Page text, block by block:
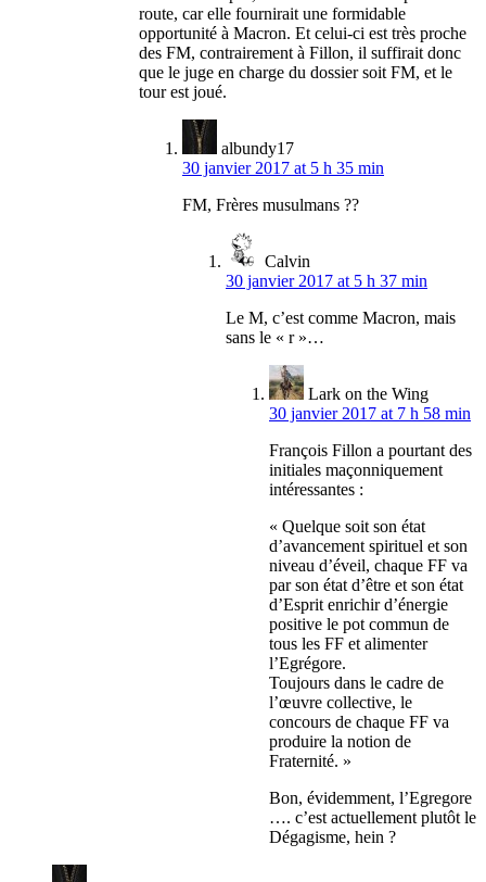
route, car elle fournirait une formidable
opportunité à Macron. Et celui-ci est très proche
des FM, contrairement à Fillon, il suffirait donc
que le juge en charge du dossier soit FM, et le
tour est joué.
albundy17
30 janvier 2017 at 5 h 35 min
FM, Frères musulmans ??
Calvin
30 janvier 2017 at 5 h 37 min
Le M, c’est comme Macron, mais
sans le « r »…
Lark on the Wing
30 janvier 2017 at 7 h 58 min
François Fillon a pourtant des
initiales maçonniquement
intéressantes :
« Quelque soit son état
d’avancement spirituel et son
niveau d’éveil, chaque FF va
par son état d’être et son état
d’Esprit enrichir d’énergie
positive le pot commun de
tous les FF et alimenter
l’Egrégore.
Toujours dans le cadre de
l’œuvre collective, le
concours de chaque FF va
produire la notion de
Fraternité. »
Bon, évidemment, l’Egregore
…. c’est actuellement plutôt le
Dégagisme, hein ?